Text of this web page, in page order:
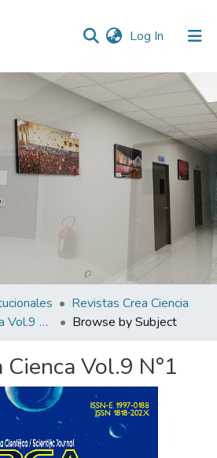
Log In (current)
Revistas Crea Ciencia
Revista Crea Cienca Vol.9 N°1
Browse by Subject
Vol.9 N°1